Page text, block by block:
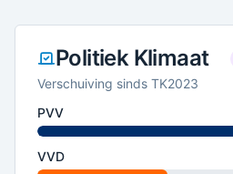
Politiek Klimaat
Verschuiving sinds TK2023
PVV
VVD